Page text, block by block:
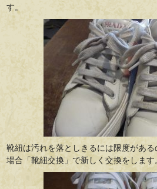
す。
靴紐は汚れを落としきるには限度があ
場合「靴紐交換」で新しく交換をします